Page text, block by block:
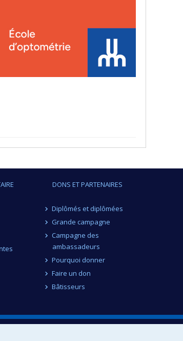
DONS ET PARTENAIRES
Diplômés et diplômées
Grande campagne
Campagne des
ambassadeurs
Pourquoi donner
Faire un don
Bâtisseurs